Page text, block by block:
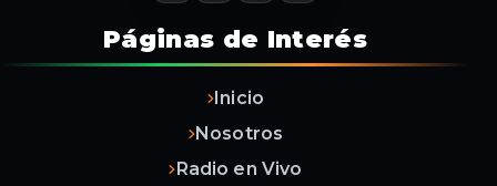
Páginas de Interés
Inicio
Nosotros
Radio en Vivo